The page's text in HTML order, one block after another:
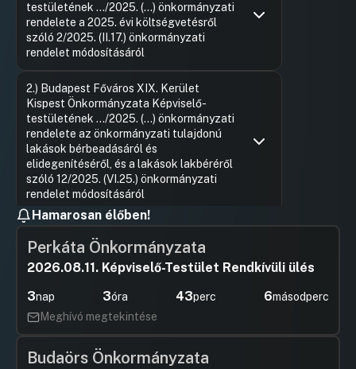
testületének …/2025. (...) önkormányzati
rendelete a 2025. évi költségvetésről
szóló 2/2025. (II.17.) önkormányzati
rendelet módosításáról
2.) Budapest Főváros XIX. Kerület
Kispest Önkormányzata Képviselő-
testületének …/2025. (...) önkormányzati
rendelete az önkormányzati tulajdonú
lakások bérbeadásáról és
elidegenítéséről, és a lakások lakbéréről
szóló 12/2025. (VI.25.) önkormányzati
rendelet módosításáról
HozzászólásokUgrás a napirendi pontra
3.)Budapest Főváros XIX. Kerület
Kispest Önkormányzata Képviselő-
testületének …/2025. (...) önkormányzati
rendelete a járművek „Mindkét irányból
behajtani tilos – Kivéve engedéllyel”
jelzőtáblával megjelölt területre történő
behajtásához szükséges engedélyezési
eljárásról
HozzászólásokUgrás a napirendi pontra
Hamarosan élőben!
Perkáta Önkormányzata
2026.08.11. Képviselő-Testület Rendkívüli ülés
3nap 3óra 43perc 5másodperc
Meghívó megtekintése
Budaörs Önkormányzata